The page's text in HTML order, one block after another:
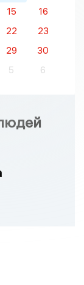
15
16
22
23
29
30
5 6